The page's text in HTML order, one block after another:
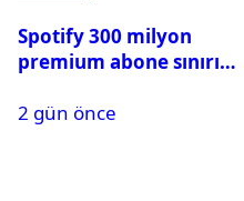
Spotify 300 milyon
premium abone sınırını
2 gün önce